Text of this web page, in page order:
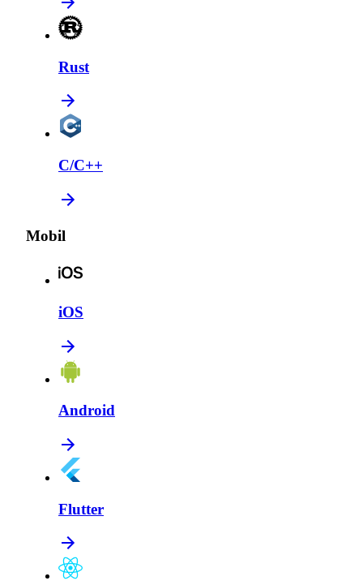
Rust
C/C++
Mobil
iOS
Android
Flutter